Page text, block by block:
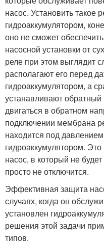
насос. Установить такое
гидроаккумулятором,
оно не сможет
насосной установки от
реле при этом выглядит
располагают его перед
гидроаккумулятором, а
устанавливают
двигаться в обратном
подключении мембрана
находится под
гидроаккумулятором.
насос, в который не
просто не отключится.
Эффективная защита
случаях, когда он
установлен
решения этой задачи
типов.